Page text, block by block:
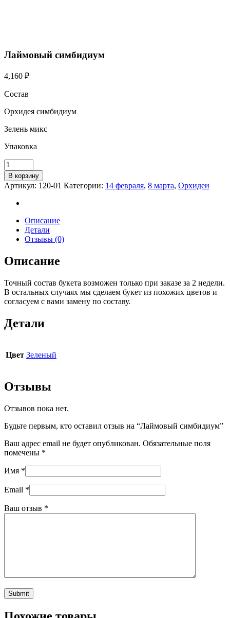
Лаймовый симбидиум
4,160 ₽
Состав
Орхидея симбидиум
Зелень микс
Упаковка
В корзину
Артикул: 120-01 Категории: 14 февраля, 8 марта, Орхидеи
Описание
Детали
Отзывы (0)
Описание
Точный состав букета возможен только при заказе за 2 недели.
В остальных случаях мы сделаем букет из похожих цветов и
согласуем с вами замену по составу.
Детали
Цвет Зеленый
Отзывы
Отзывов пока нет.
Будьте первым, кто оставил отзыв на “Лаймовый симбидиум”
Ваш адрес email не будет опубликован. Обязательные поля
помечены *
Имя *
Email *
Ваш отзыв *